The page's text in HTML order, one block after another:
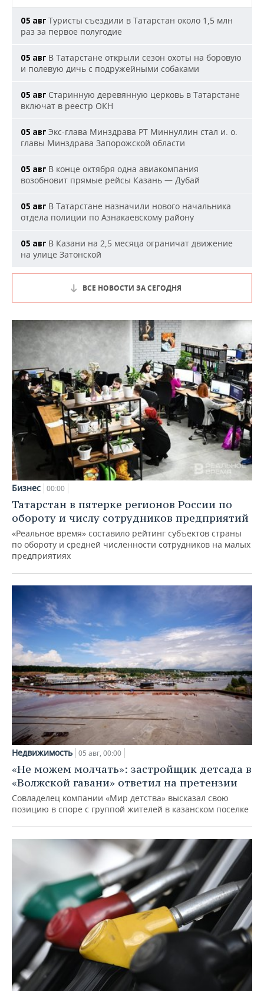
05 авг Туристы съездили в Татарстан около 1,5 млн
раз за первое полугодие
05 авг В Татарстане открыли сезон охоты на боровую
и полевую дичь с подружейными собаками
05 авг Старинную деревянную церковь в Татарстане
включат в реестр ОКН
05 авг Экс-глава Минздрава РТ Миннуллин стал и. о.
главы Минздрава Запорожской области
05 авг В конце октября одна авиакомпания
возобновит прямые рейсы Казань — Дубай
05 авг В Татарстане назначили нового начальника
отдела полиции по Азнакаевскому району
05 авг В Казани на 2,5 месяца ограничат движение
на улице Затонской
ВСЕ НОВОСТИ ЗА СЕГОДНЯ
Бизнес 00:00
Татарстан в пятерке регионов России по
обороту и числу сотрудников предприятий
«Реальное время» составило рейтинг субъектов страны
по обороту и средней численности сотрудников на малых
предприятиях
Недвижимость 05 авг, 00:00
«Не можем молчать»: застройщик детсада в
«Волжской гавани» ответил на претензии
Совладелец компании «Мир детства» высказал свою
позицию в споре с группой жителей в казанском поселке